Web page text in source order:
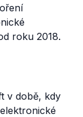
roku 2018.
v době, kdy